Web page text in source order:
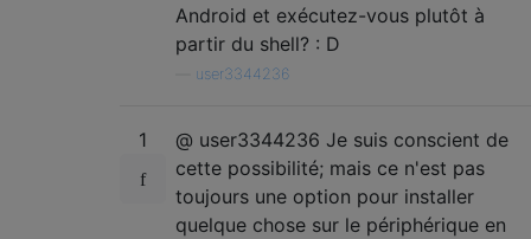
Android et exécutez-vous plutôt à
partir du shell? : D
user3344236
1
@ user3344236 Je suis conscient de
cette possibilité; mais ce n'est pas
toujours une option pour installer
quelque chose sur le périphérique en